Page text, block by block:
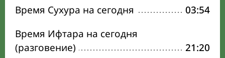
Время Сухура на сегодня
03:54
Время Ифтара на сегодня
(разговение)
21:20